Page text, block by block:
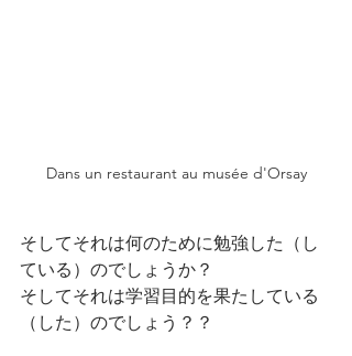
Dans un restaurant au musée d'Orsay
そしてそれは何のために勉強した（し
ている）のでしょうか？
そしてそれは学習目的を果たしている
（した）のでしょう？？